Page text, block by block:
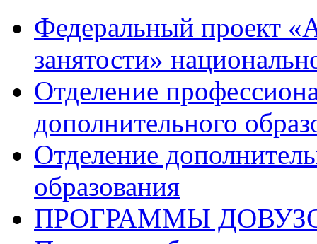
Федеральный проект
занятости»
Отделение
дополнительного
Отделение
образования
ПРОГРАММЫ